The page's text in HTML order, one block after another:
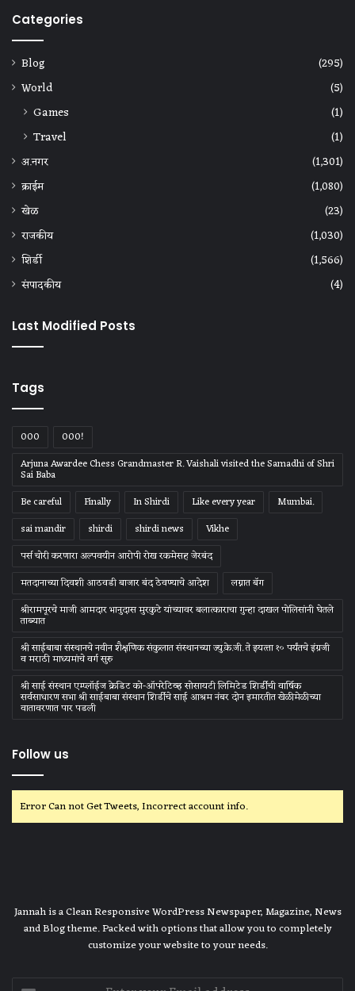
Categories
Blog
(295)
World
(5)
Games
(1)
Travel
(1)
अ.नगर
(1,301)
क्राईम
(1,080)
खेळ
(23)
राजकीय
(1,030)
शिर्डी
(1,566)
संपादकीय
(4)
Last Modified Posts
Tags
000
000!
Arjuna Awardee Chess Grandmaster R. Vaishali visited the Samadhi of Shri
Sai Baba
Be careful
Finally In Shirdi Like every year
Mumbai.
sai mandir
shirdi shirdi news
Vikhe
पर्स चोरी करणारा अल्पवयीन आरोपी रोख रकमेसह जेरबंद
मतदानाच्या दिवशी आठवडी बाजार बंद ठेवण्याचे आदेश
लग्नात बॅग
श्रीरामपूरचे माजी आमदार भानुदास मुरकुटे यांच्यावर बलात्काराचा गुन्हा दाखल पोलिसांनी घेतले
ताब्यात
श्री साईबाबा संस्‍थानचे नवीन शैक्षणिक संकुलात संस्‍थानच्‍या ज्‍यु.के.जी. ते इयत्‍ता १० पर्यंतचे इंग्रजी
व मराठी माध्‍यमांचे वर्ग सुरु
श्री साई संस्थान एम्प्लॉईज क्रेडिट को-ऑपरेटिव्ह सोसायटी लिमिटेड शिर्डीची वार्षिक
सर्वसाधारण सभा श्री साईबाबा संस्थान शिर्डीचे साई आश्रम नंबर दोन इमारतीत खेळीमेळीच्या
वातावरणात पार पडली
Follow us
Error Can not Get Tweets, Incorrect account info.
Jannah is a Clean Responsive WordPress Newspaper, Magazine, News
and Blog theme. Packed with options that allow you to completely
customize your website to your needs.
Enter